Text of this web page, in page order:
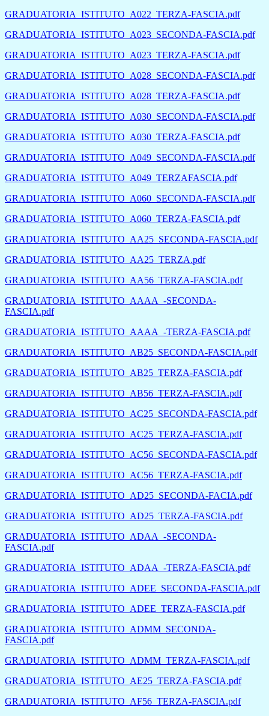
GRADUATORIA_ISTITUTO_A022_TERZA-FASCIA.pdf
GRADUATORIA_ISTITUTO_A023_SECONDA-FASCIA.pdf
GRADUATORIA_ISTITUTO_A023_TERZA-FASCIA.pdf
GRADUATORIA_ISTITUTO_A028_SECONDA-FASCIA.pdf
GRADUATORIA_ISTITUTO_A028_TERZA-FASCIA.pdf
GRADUATORIA_ISTITUTO_A030_SECONDA-FASCIA.pdf
GRADUATORIA_ISTITUTO_A030_TERZA-FASCIA.pdf
GRADUATORIA_ISTITUTO_A049_SECONDA-FASCIA.pdf
GRADUATORIA_ISTITUTO_A049_TERZAFASCIA.pdf
GRADUATORIA_ISTITUTO_A060_SECONDA-FASCIA.pdf
GRADUATORIA_ISTITUTO_A060_TERZA-FASCIA.pdf
GRADUATORIA_ISTITUTO_AA25_SECONDA-FASCIA.pdf
GRADUATORIA_ISTITUTO_AA25_TERZA.pdf
GRADUATORIA_ISTITUTO_AA56_TERZA-FASCIA.pdf
GRADUATORIA_ISTITUTO_AAAA_-SECONDA-
FASCIA.pdf
GRADUATORIA_ISTITUTO_AAAA_-TERZA-FASCIA.pdf
GRADUATORIA_ISTITUTO_AB25_SECONDA-FASCIA.pdf
GRADUATORIA_ISTITUTO_AB25_TERZA-FASCIA.pdf
GRADUATORIA_ISTITUTO_AB56_TERZA-FASCIA.pdf
GRADUATORIA_ISTITUTO_AC25_SECONDA-FASCIA.pdf
GRADUATORIA_ISTITUTO_AC25_TERZA-FASCIA.pdf
GRADUATORIA_ISTITUTO_AC56_SECONDA-FASCIA.pdf
GRADUATORIA_ISTITUTO_AC56_TERZA-FASCIA.pdf
GRADUATORIA_ISTITUTO_AD25_SECONDA-FACIA.pdf
GRADUATORIA_ISTITUTO_AD25_TERZA-FASCIA.pdf
GRADUATORIA_ISTITUTO_ADAA_-SECONDA-
FASCIA.pdf
GRADUATORIA_ISTITUTO_ADAA_-TERZA-FASCIA.pdf
GRADUATORIA_ISTITUTO_ADEE_SECONDA-FASCIA.pdf
GRADUATORIA_ISTITUTO_ADEE_TERZA-FASCIA.pdf
GRADUATORIA_ISTITUTO_ADMM_SECONDA-
FASCIA.pdf
GRADUATORIA_ISTITUTO_ADMM_TERZA-FASCIA.pdf
GRADUATORIA_ISTITUTO_AE25_TERZA-FASCIA.pdf
GRADUATORIA_ISTITUTO_AF56_TERZA-FASCIA.pdf